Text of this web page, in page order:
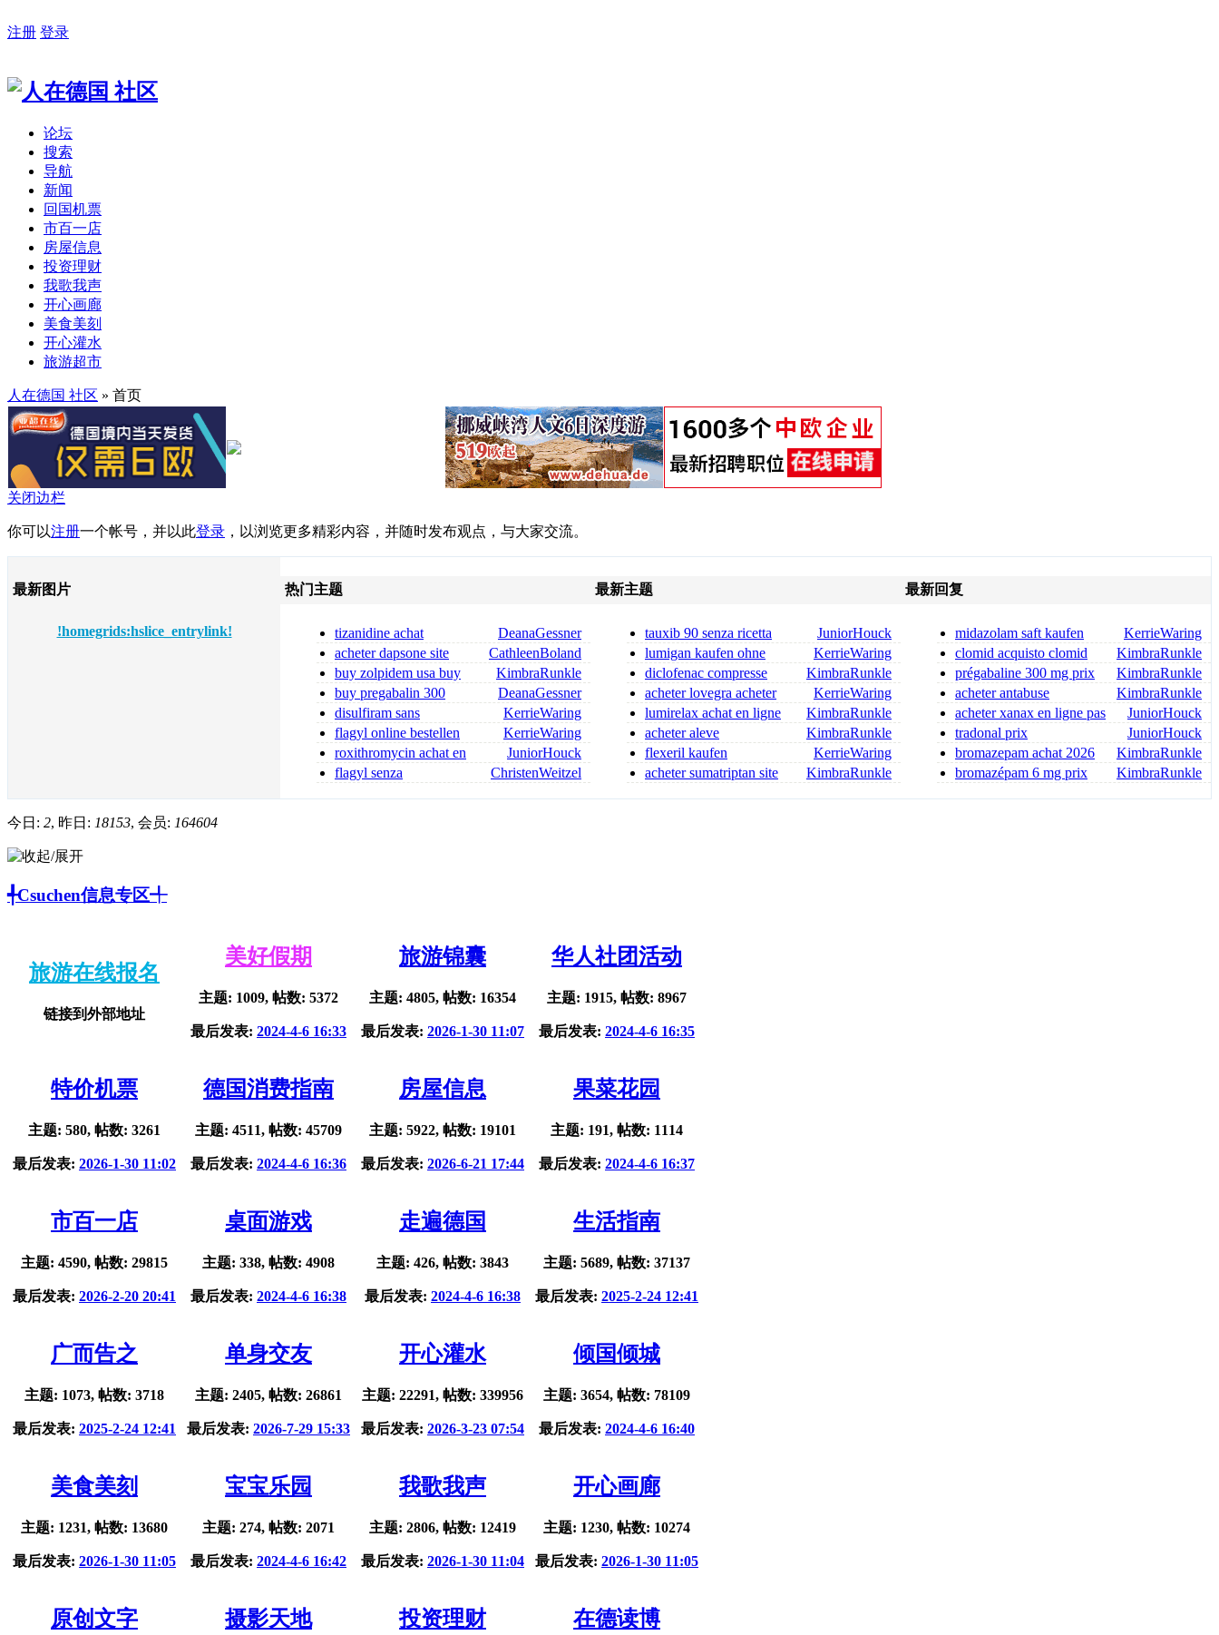
注册 登录
论坛
搜索
导航
新闻
回国机票
市百一店
房屋信息
投资理财
我歌我声
开心画廊
美食美刻
开心灌水
旅游超市
人在德国 社区 » 首页
关闭边栏
你可以注册一个帐号，并以此登录 ，以浏览更多精彩内容，并随时发布观点，与大家交流。
最新图片
!homegrids:hslice_entrylink!
热门主题
DeanaGessner
tizanidine achat
tizanidine sans ordonnance
CathleenBoland
acheter dapsone site
fiable
KimbraRunkle
buy zolpidem usa buy
zolpidem
DeanaGessner
buy pregabalin 300
online pregabalin 300 mg for sa
KerrieWaring
disulfiram sans
ordonnance
KerrieWaring
flagyl online bestellen
flagyl bestellen
JuniorHouck
roxithromycin achat en
toute sécurité
ChristenWeitzel
flagyl senza
最新主题
JuniorHouck
tauxib 90 senza ricetta
tauxib senza ricetta
KerrieWaring
lumigan kaufen ohne
rezept lumigan augentropfen ohKimbraRunkle
diclofenac compresse
senza ricetta diclofenac senz
KerrieWaring
acheter lovegra acheter
lovegra en france
KimbraRunkle
lumirelax achat en ligne
lumirelax achat
KimbraRunkle
acheter aleve
KerrieWaring
flexeril kaufen
KimbraRunkle
acheter sumatriptan site
最新回复
KerrieWaring
midazolam saft kaufen
dormicum 7 5 mg kaufen
KimbraRunkle
clomid acquisto clomid
acquisto on line
KimbraRunkle
prégabaline 300 mg prix
prégabaline 75 prix
KimbraRunkle
acheter antabuse
antabuse achat en ligne
JuniorHouck
acheter xanax en ligne pas
cher xanax 1 mg prix be
JuniorHouck
tradonal prix
KimbraRunkle
bromazepam achat 2026
KimbraRunkle
bromazépam 6 mg prix
今日: 2, 昨日: 18153, 会员: 164604
╃Csuchen信息专区╃
旅游在线报名
链接到外部地址
美好假期
主题: 1009, 帖数: 5372
最后发表: 2024-4-6 16:33
旅游锦囊
主题: 4805, 帖数: 16354
最后发表: 2026-1-30 11:07
华人社团活动
主题: 1915, 帖数: 8967
最后发表: 2024-4-6 16:35
特价机票
主题: 580, 帖数: 3261
最后发表: 2026-1-30 11:02
德国消费指南
主题: 4511, 帖数: 45709
最后发表: 2024-4-6 16:36
房屋信息
主题: 5922, 帖数: 19101
最后发表: 2026-6-21 17:44
果菜花园
主题: 191, 帖数: 1114
最后发表: 2024-4-6 16:37
市百一店
主题: 4590, 帖数: 29815
最后发表: 2026-2-20 20:41
桌面游戏
主题: 338, 帖数: 4908
最后发表: 2024-4-6 16:38
走遍德国
主题: 426, 帖数: 3843
最后发表: 2024-4-6 16:38
生活指南
主题: 5689, 帖数: 37137
最后发表: 2025-2-24 12:41
广而告之
主题: 1073, 帖数: 3718
最后发表: 2025-2-24 12:41
单身交友
主题: 2405, 帖数: 26861
最后发表: 2026-7-29 15:33
开心灌水
主题: 22291, 帖数: 339956
最后发表: 2026-3-23 07:54
倾国倾城
主题: 3654, 帖数: 78109
最后发表: 2024-4-6 16:40
美食美刻
主题: 1231, 帖数: 13680
最后发表: 2026-1-30 11:05
宝宝乐园
主题: 274, 帖数: 2071
最后发表: 2024-4-6 16:42
我歌我声
主题: 2806, 帖数: 12419
最后发表: 2026-1-30 11:04
开心画廊
主题: 1230, 帖数: 10274
最后发表: 2026-1-30 11:05
原创文字 摄影天地 投资理财 在德读博